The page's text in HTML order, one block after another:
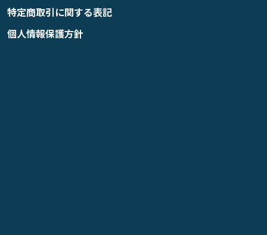
特定商取引に関する表記
個人情報保護方針